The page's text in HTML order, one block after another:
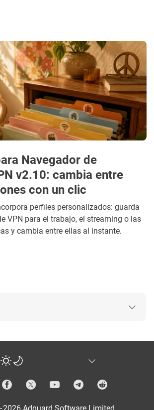
Navegador de
v2.10: cambia entre
con un clic
perfiles personalizados: guarda
VPN para el trabajo, el streaming o las
y cambia entre ellas al instante.